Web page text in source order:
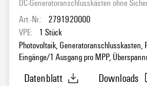
DC-Generatoranschlusskästen ohne
Art.-Nr.: 2791920000
VPE:
1 Stück
Photovoltaik, Generatoranschlusskasten,
Eingänge/1 Ausgang pro MPP,
Datenblatt
Downloads